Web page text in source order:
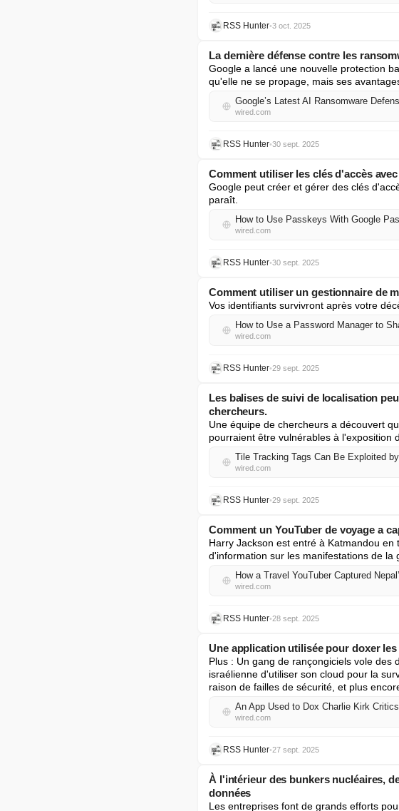
RSS Hunter•3 oct. 2025
La dernière défense contre les
Google a lancé une nouvelle protection
qu'elle ne se propage, mais ses
Google’s Latest AI Ransomware
wired.com
RSS Hunter•30 sept. 2025
Comment utiliser les clés d'accès
Google peut créer et gérer des clés
paraît.
How to Use Passkeys With Google
wired.com
RSS Hunter•30 sept. 2025
Comment utiliser un gestionnaire de
Vos identifiants survivront après votre
How to Use a Password Manager to
wired.com
RSS Hunter•29 sept. 2025
Les balises de suivi de localisation
chercheurs.
Une équipe de chercheurs a découvert
pourraient être vulnérables à l'exposition
Tile Tracking Tags Can Be Exploited
wired.com
RSS Hunter•29 sept. 2025
Comment un YouTuber de voyage a
Harry Jackson est entré à Katmandou
d'information sur les manifestations de la
How a Travel YouTuber Captured
wired.com
RSS Hunter•28 sept. 2025
Une application utilisée pour doxer
Plus : Un gang de rançongiciels vole
israélienne d'utiliser son cloud pour la
raison de failles de sécurité, et plus
An App Used to Dox Charlie Kirk
wired.com
RSS Hunter•27 sept. 2025
À l'intérieur des bunkers nucléaires,
données
Les entreprises font de grands efforts